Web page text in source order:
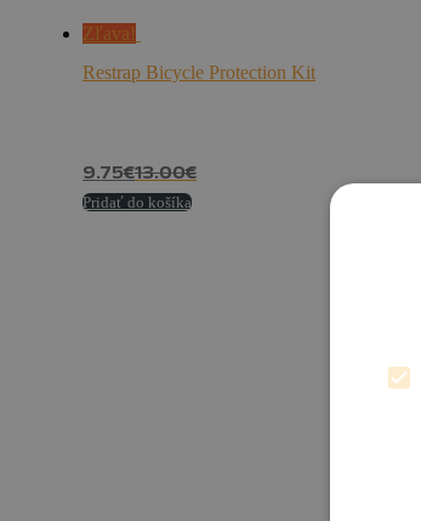
Zľava!
Restrap Bicycle Protection Kit
9.75€13.00€
Pridať do košíka